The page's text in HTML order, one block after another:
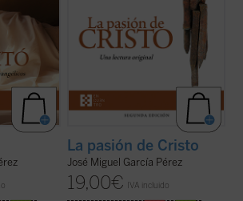
La pasión de Cristo
José Miguel García Pérez
19,00€ IVA incluido